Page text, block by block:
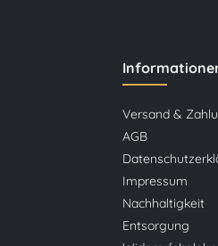
Versand &
AGB
Impressum
Nachhaltigkeit
Entsorgung